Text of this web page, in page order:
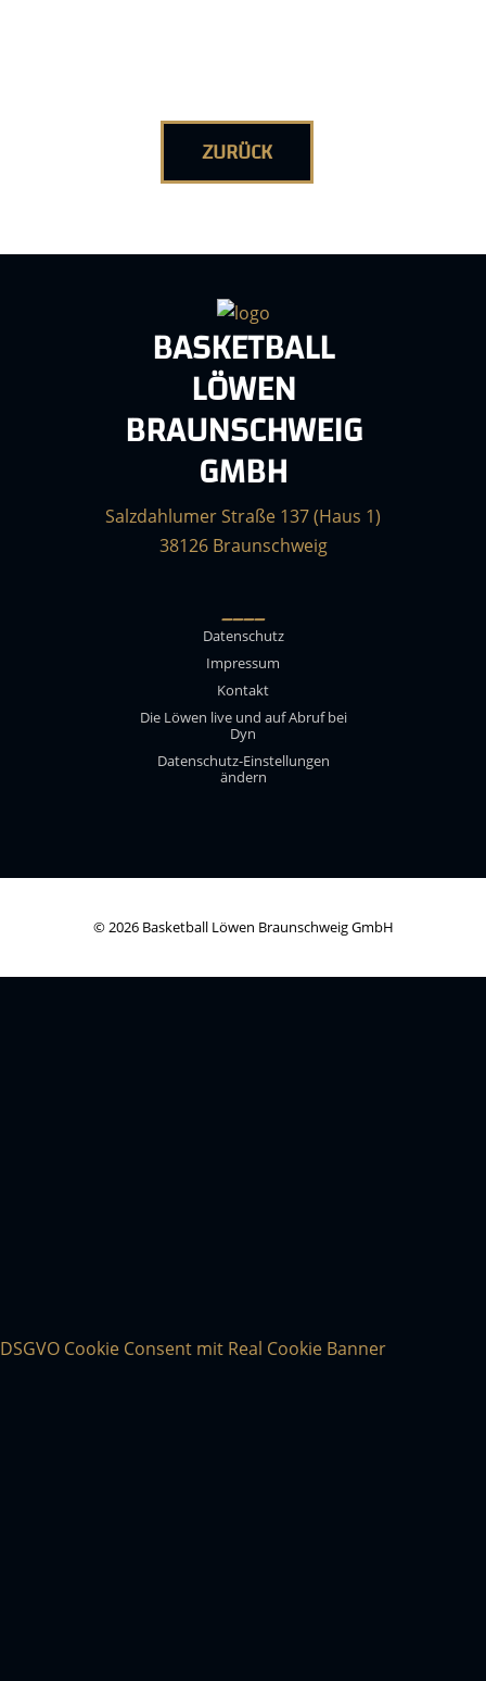
ZURÜCK
BASKETBALL
LÖWEN
BRAUNSCHWEIG
GMBH
Salzdahlumer Straße 137 (Haus 1)
38126 Braunschweig
____
Datenschutz
Impressum
Kontakt
Die Löwen live und auf Abruf bei
Dyn
Datenschutz-Einstellungen
ändern
© 2026 Basketball Löwen Braunschweig GmbH
DSGVO Cookie Consent mit Real Cookie Banner